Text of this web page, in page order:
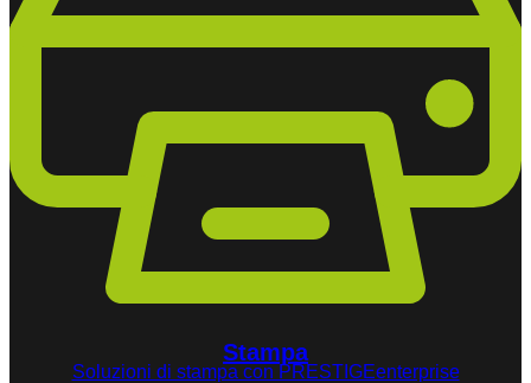
Stampa
Soluzioni di stampa con PRESTIGEenterprise